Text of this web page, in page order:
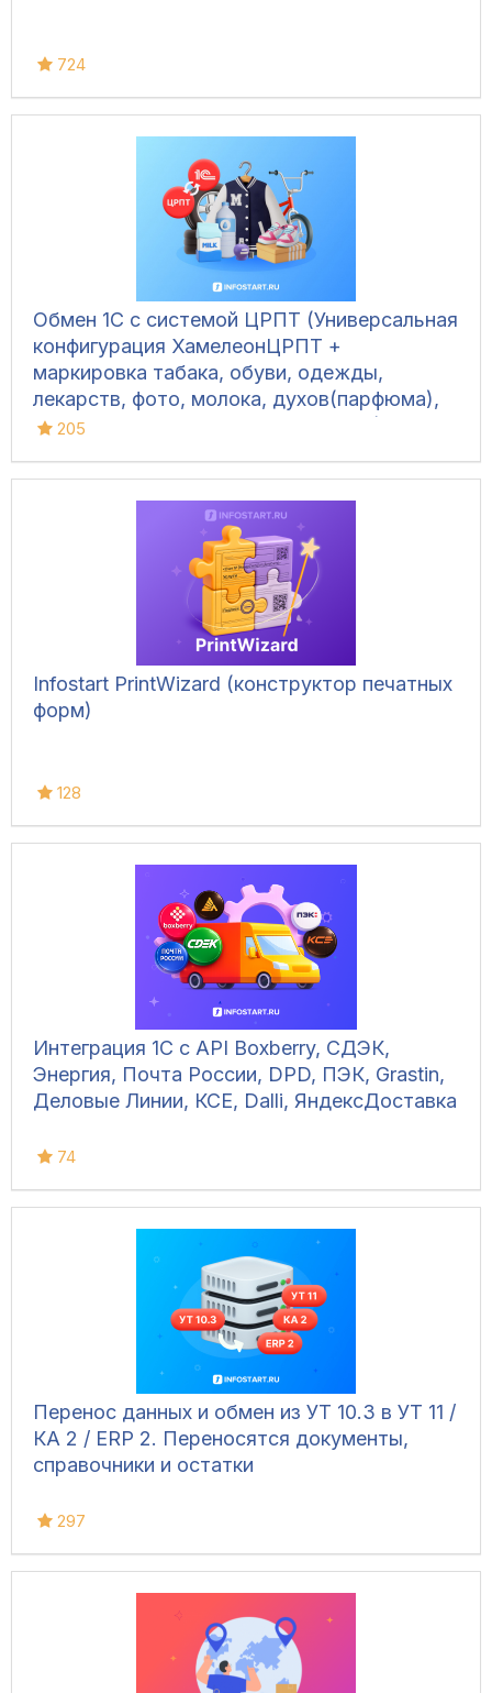
724
Обмен 1С с системой ЦРПТ (Универсальная
конфигурация ХамелеонЦРПТ +
маркировка табака, обуви, одежды,
лекарств, фото, молока, духов(парфюма),
питьевой воды, велосипедов и шин)
205
Infostart PrintWizard (конструктор печатных
форм)
128
Интеграция 1С с API Boxberry, СДЭК,
Энергия, Почта России, DPD, ПЭК, Grastin,
Деловые Линии, КСЕ, Dalli, ЯндексДоставка
74
Перенос данных и обмен из УТ 10.3 в УТ 11 /
КА 2 / ERP 2. Переносятся документы,
справочники и остатки
297